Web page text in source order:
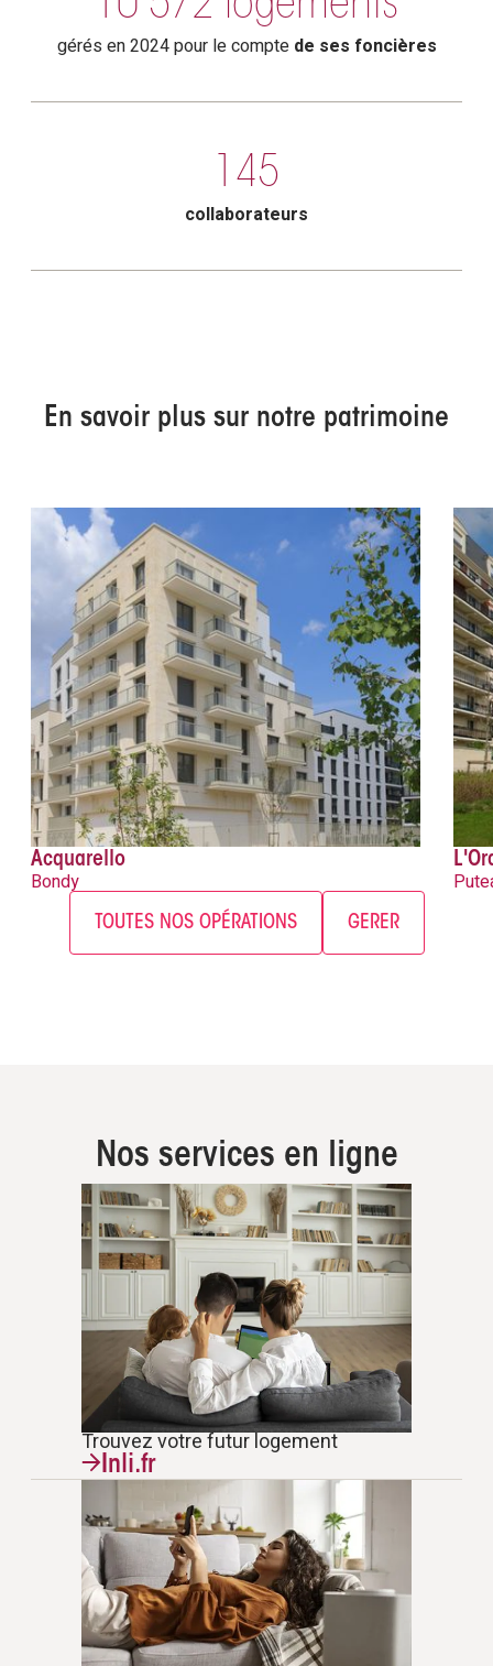
gérés en 2024 pour le compte de ses foncières
145
collaborateurs
En savoir plus sur notre patrimoine
Acquarello
Bondy
TOUTES NOS OPÉRATIONS GERER
Nos services en ligne
Trouvez votre futur logement
Inli.fr